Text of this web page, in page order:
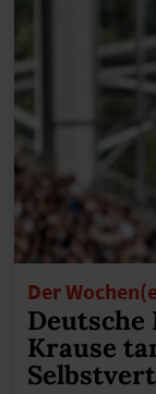
Der
Deutsche
Krause